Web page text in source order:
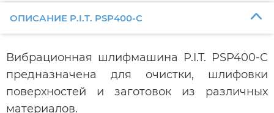
ОПИСАНИЕ P.I.T. PSP400-C
Вибрационная шлифмашина P.I.T. PSP400-C
предназначена для очистки, шлифовки
поверхностей и заготовок из различных
материалов.